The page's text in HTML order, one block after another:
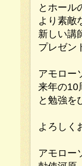
とホール
より素敵
新しい講
プレゼン
アモロー
来年の10
と勉強を
よろしく
アモロ